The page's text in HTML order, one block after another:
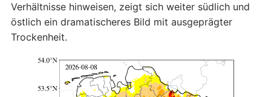
Verhältnisse hinweisen, zeigt sich weiter südlich und
östlich ein dramatischeres Bild mit ausgeprägter
Trockenheit.